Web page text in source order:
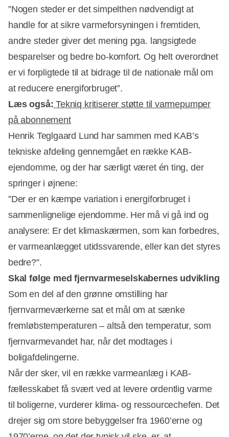
Annonce
”Nogen steder er det simpelthen nødvendigt at
handle for at sikre varmeforsyningen i fremtiden,
andre steder giver det mening pga. langsigtede
besparelser og bedre bo-komfort. Og helt overordnet
er vi forpligtede til at bidrage til de nationale mål om
at reducere energiforbruget”.
Læs også: Tekniq kritiserer støtte til varmepumper
på abonnement
Henrik Teglgaard Lund har sammen med KAB’s
tekniske afdeling gennemgået en række KAB-
ejendomme, og der har særligt været én ting, der
springer i øjnene:
”Der er en kæmpe variation i energiforbruget i
sammenlignelige ejendomme. Her må vi gå ind og
analysere: Er det klimaskærmen, som kan forbedres,
er varmeanlægget utidssvarende, eller kan det styres
bedre?”.
Skal følge med fjernvarmeselskabernes udvikling
Som en del af den grønne omstilling har
fjernvarmeværkerne sat et mål om at sænke
fremløbstemperaturen – altså den temperatur, som
fjernvarmevandet har, når det modtages i
boligafdelingerne.
Når der sker, vil en række varmeanlæg i KAB-
fællesskabet få svært ved at levere ordentlig varme
til boligerne, vurderer klima- og ressourcechefen. Det
drejer sig om store bebyggelser fra 1960’erne og